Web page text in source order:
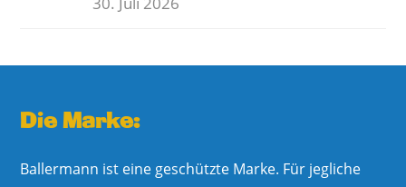
Die Marke:
Ballermann ist eine geschützte Marke. Für jegliche